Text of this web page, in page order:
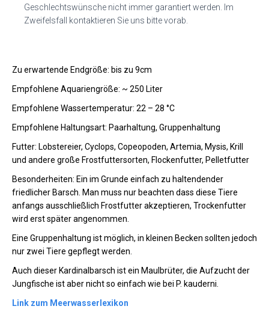
Geschlechtswünsche nicht immer garantiert werden. Im
Zweifelsfall kontaktieren Sie uns bitte vorab.
Zu erwartende Endgröße: bis zu 9cm
Empfohlene Aquariengröße: ~ 250 Liter
Empfohlene Wassertemperatur: 22 – 28 °C
Empfohlene Haltungsart: Paarhaltung, Gruppenhaltung
Futter: Lobstereier, Cyclops, Copeopoden, Artemia, Mysis, Krill
und andere große Frostfuttersorten, Flockenfutter, Pelletfutter
Besonderheiten: Ein im Grunde einfach zu haltendender
friedlicher Barsch. Man muss nur beachten dass diese Tiere
anfangs ausschließlich Frostfutter akzeptieren, Trockenfutter
wird erst später angenommen.
Eine Gruppenhaltung ist möglich, in kleinen Becken sollten jedoch
nur zwei Tiere gepflegt werden.
Auch dieser Kardinalbarsch ist ein Maulbrüter, die Aufzucht der
Jungfische ist aber nicht so einfach wie bei P. kauderni.
Link zum Meerwasserlexikon